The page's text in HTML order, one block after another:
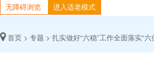
无障碍浏览 进入适老模式
首页 > 专题 > 扎实做好“六稳”工作全面落实“六